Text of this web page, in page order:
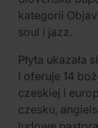
kategorii
soul i jazz.
Płyta ukazała
i oferuje 14
czeskiej i
czesku,